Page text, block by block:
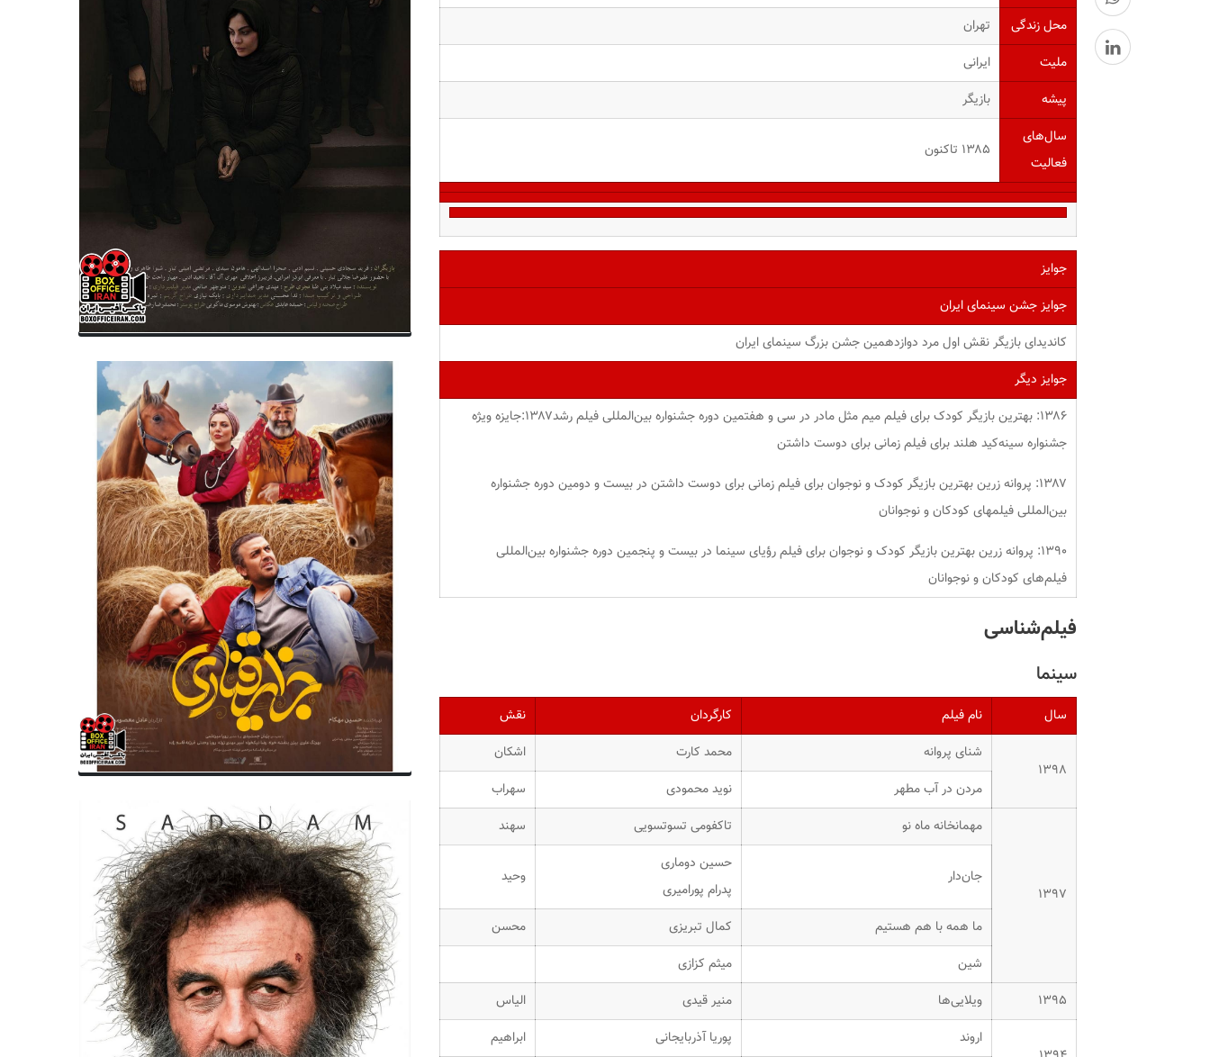
محل زندگی
تهران
ملیت
ایرانی
پیشه
بازیگر
سال‌های
فعالیت
۱۳۸۵ تاکنون
جوایز
جوایز جشن سینمای ایران
کاندیدای بازیگر نقش اول مرد دوازدهمین جشن بزرگ سینمای ایران
جوایز دیگر
۱۳۸۶: بهترین بازیگر کودک برای فیلم میم مثل مادر در سی و هفتمین دوره جشنواره بین‌المللی فیلم رشد۱۳۸۷:جایزه ویژه
جشنواره سینه‌کید هلند برای فیلم زمانی برای دوست داشتن
۱۳۸۷: پروانه زرین بهترین بازیگر کودک و نوجوان برای فیلم زمانی برای دوست داشتن در بیست و دومین دوره جشنواره
بین‌المللی فیلمهای کودکان و نوجوانان
۱۳۹۰: پروانه زرین بهترین بازیگر کودک و نوجوان برای فیلم رؤیای سینما در بیست و پنجمین دوره جشنواره بین‌المللی
فیلم‌های کودکان و نوجوانان
فیلم‌شناسی
سینما
سال نام فیلم کارگردان نقش
۱۳۹۸
شنای پروانه محمد کارت
اشکان
مردن در آب مطهر
نوید محمودی سهراب
۱۳۹۷
مهمانخانه ماه نو تاکفومی تسوتسویی سهند
جان‌دار
حسین دوماری
پدرام پورامیری
وحید
ما همه با هم هستیم کمال تبریزی
محسن
شین
میثم کزازی
۱۳۹۵
ویلایی‌ها منیر قیدی الیاس
اروند پوریا آذربایجانی
ابراهیم